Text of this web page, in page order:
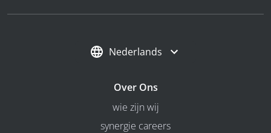
Nederlands
Over Ons
wie zijn wij
synergie careers